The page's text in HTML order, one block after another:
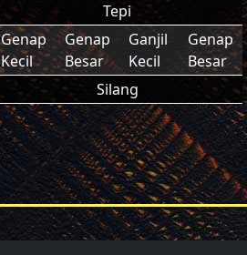
Tepi
Genap
Kecil
Genap
Besar
Ganjil
Kecil
Genap
Besar
Silang